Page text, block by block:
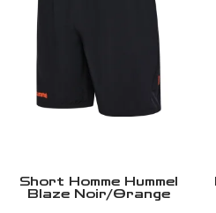
Short Homme Hummel
Blaze Noir/Orange